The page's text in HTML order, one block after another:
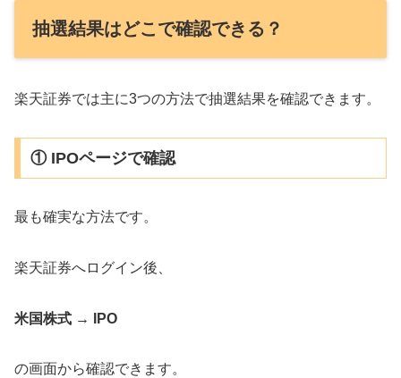
抽選結果はどこで確認できる？
楽天証券では主に3つの方法で抽選結果を確認できます。
① IPOページで確認
最も確実な方法です。
楽天証券へログイン後、
米国株式 → IPO
の画面から確認できます。